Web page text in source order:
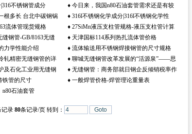
不锈钢管成分 ♦ 今日来，我国n80石油套管需求还是有较
大的机会得到释放
根多长 台北中碳钢锅
中压锅炉用管
♦ 316l不锈钢化学成分|316l不锈钢化学性
能|316l不锈钢管成分|不锈钢316l化学成分
流体管现货规格 ♦ 27SiMn液压支柱管规格-液压支柱管计算
公式
钢管-GB/8163无缝
♦ 天津国标114系列热扎流体管价格
力学性能介绍 ♦ 流体输送用不锈钢焊接钢管的尺寸规格
（2）
轧精密无缝钢管的详
♦ 聊城无缝钢管改革发展的“活源泉”——思
维创新
及石化工业用无缝钢
DIN17175 ASME A335)
♦ 无缝钢管：商务部就日钢企反倾销税率作
出裁决
铁管的尺寸 ♦ 一般焊管价格-焊管理论重量表
n80石油套管
记录 80条记录/页 转到：